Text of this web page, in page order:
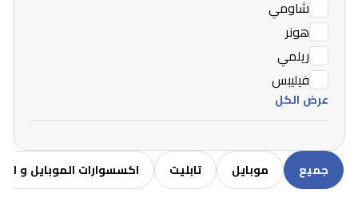
شاومي
هونر
ريلمي
فيليبس
عرض الكل
جميع موبايل تابليت اكسسوارات الموبايل و